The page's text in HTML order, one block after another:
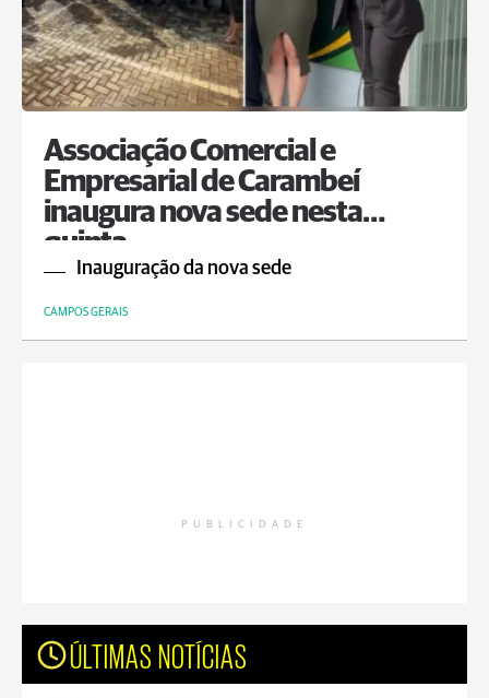
Associação Comercial e
Empresarial de Carambeí
inaugura nova sede nesta
quinta
Inauguração da nova sede
CAMPOS GERAIS
PUBLICIDADE
ÚLTIMAS NOTÍCIAS